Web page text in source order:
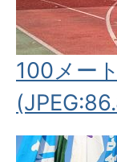
100メー